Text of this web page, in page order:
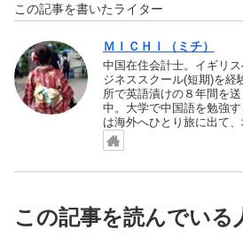
この記事を書いたライター
ＭＩＣＨＩ（ミチ）
中国在住会計士。イギリ
ジネススクール(短期)を経
所で英語漬けの８年間を
中。大学で中国語を勉強
は海外へひとり旅に出て、
この記事を読んでいる